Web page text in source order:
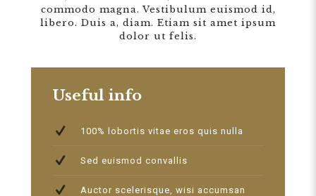
commodo magna. Vestibulum euismod id,
libero. Duis a, diam. Etiam sit amet ipsum
dolor ut felis.
Useful info
100% lobortis vitae eros quis nulla
Sed euismod convallis
Auctor scelerisque, wisi accumsan